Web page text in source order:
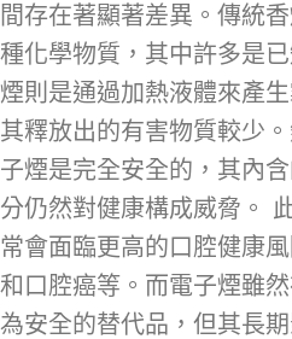
間存在著顯著差異。傳統
種化學物質，其中許多是
煙則是通過加熱液體來產
其釋放出的有害物質較少
子煙是完全安全的，其內
分仍然對健康構成威脅。
常會面臨更高的口腔健康
和口腔癌等。而電子煙雖
為安全的替代品，但其長